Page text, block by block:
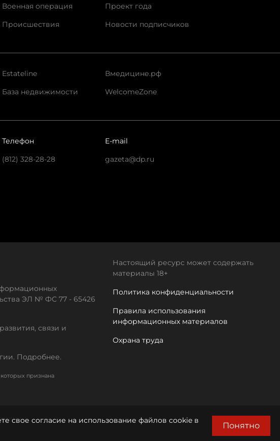
Военная операция
Происшествия
Проект года
Новости подписчиков
Estateline
База недвижимости
Вмедицине.рф
WelcomeZone
Телефон
(812) 328-28-28
E-mail
gazeta@dp.ru
ЭЛ № ФС 77 - 65426
связи и
Подробнее.
признана
↓
Настоящий ресурс может содержать
материалы 18+
Политика конфиденциальности
Правила использования
информационных материалов
Охрана труда
свое согласие на использование файлов cookie в
Понятно